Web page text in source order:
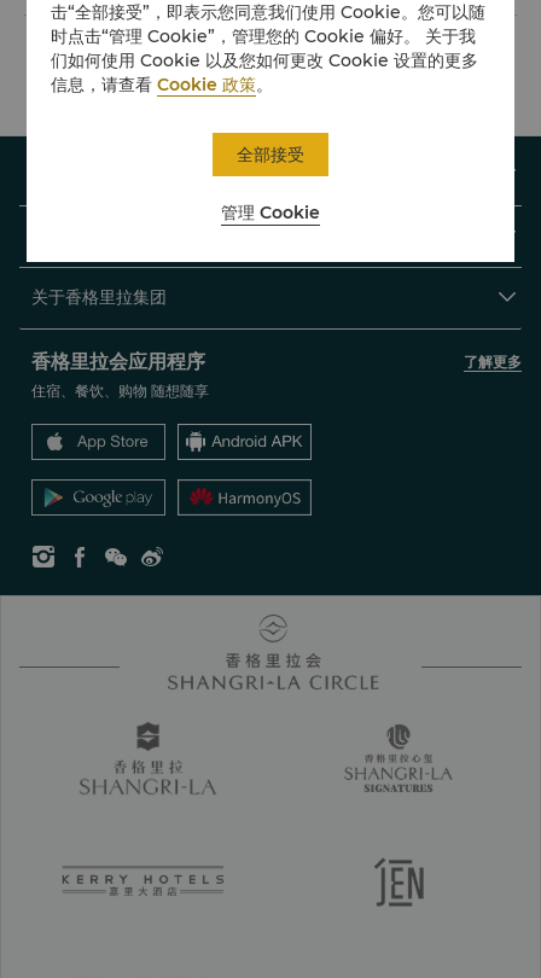



关于香格里拉集团
香格里拉会应用程序
了解更多
住宿、餐饮、购物 随想随享
击“全部接受”，即表示您同意我们使用 Cookie。您可以随
时点击“管理 Cookie”，管理您的 Cookie 偏好。 关于我
们如何使用 Cookie 以及您如何更改 Cookie 设置的更多
信息，请查看Cookie 政策。
管理 Cookie
全部接受